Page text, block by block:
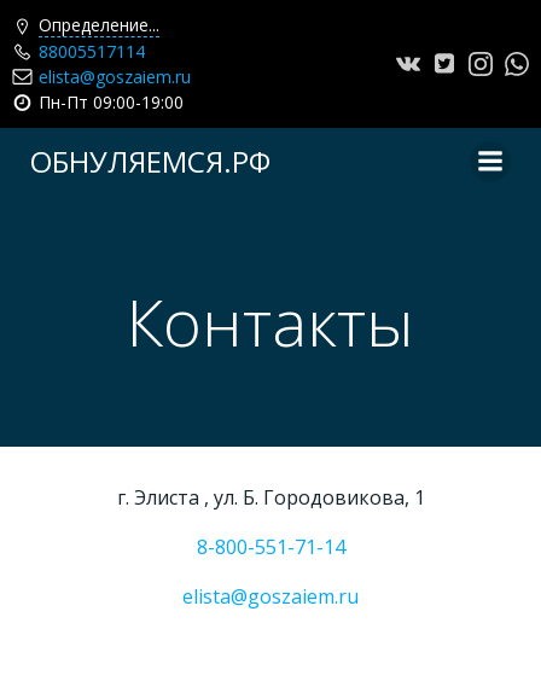
Определение...
88005517114
elista@goszaiem.ru
Пн-Пт 09:00-19:00
ОБНУЛЯЕМСЯ.РФ
Контакты
г. Элиста , ул. Б. Городовикова, 1
8-800-551-71-14
elista@goszaiem.ru